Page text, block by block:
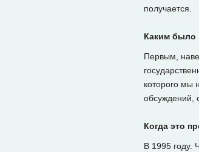
получается.
Каким было
Первым,
которого мы
обсуждений,
Когда это
В 1995 году.